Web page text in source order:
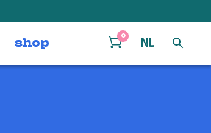
shop
0
NL